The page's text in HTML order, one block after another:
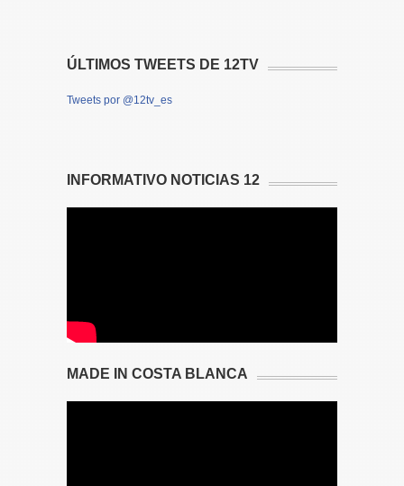
ÚLTIMOS TWEETS DE 12TV
Tweets por @12tv_es
INFORMATIVO NOTICIAS 12
MADE IN COSTA BLANCA